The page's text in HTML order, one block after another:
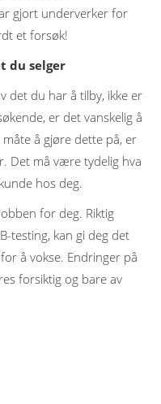
gjort underverker for
et forsøk!
du selger
det du har å tilby, ikke er
er det vanskelig å
å gjøre dette på, er
Det må være tydelig hva
hos deg.
for deg. Riktig
testing, kan gi deg det
å vokse. Endringer på
forsiktig og bare av